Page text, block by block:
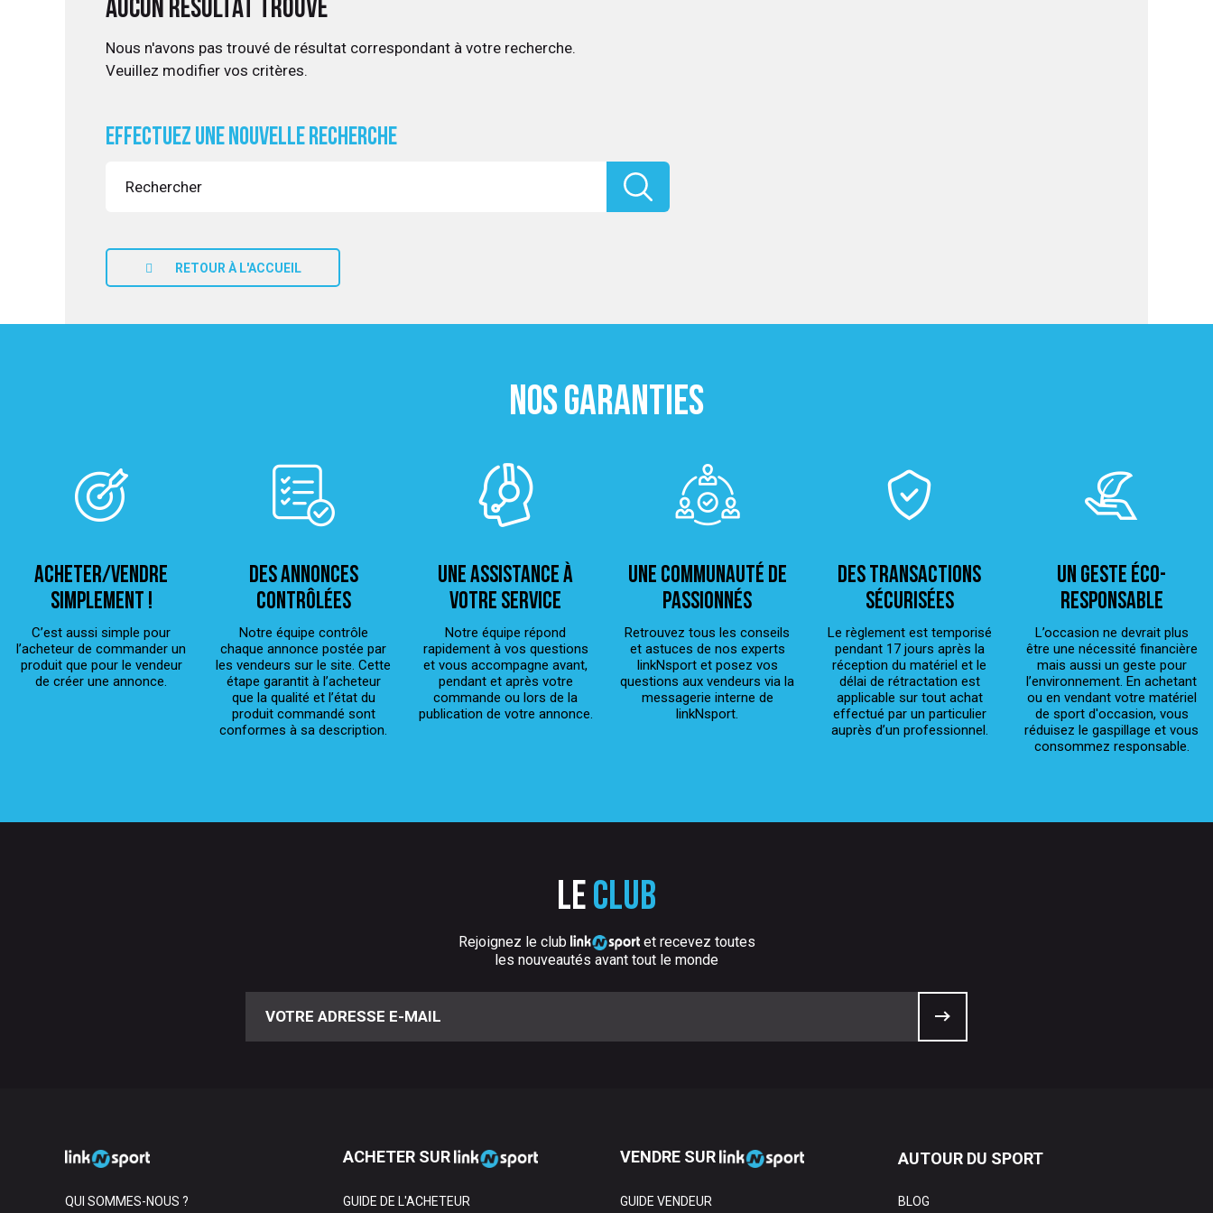
Aucun résultat trouvé
Nous n'avons pas trouvé de résultat correspondant à votre recherche.
Veuillez modifier vos critères.
Effectuez une nouvelle recherche
RETOUR À L'ACCUEIL
NOS GARANTIES
ACHETER/VENDRE
simplement !
C’est aussi simple pour
l’acheteur de commander un
produit que pour le vendeur
de créer une annonce.
Des annonces
contrôlées
Notre équipe contrôle
chaque annonce postée par
les vendeurs sur le site. Cette
étape garantit à l’acheteur
que la qualité et l’état du
produit commandé sont
conformes à sa description.
Une assistance à
votre service
Notre équipe répond
rapidement à vos questions
et vous accompagne avant,
pendant et après votre
commande ou lors de la
publication de votre annonce.
Une Communauté de
passionnés
Retrouvez tous les conseils
et astuces de nos experts
linkNsport et posez vos
questions aux vendeurs via la
messagerie interne de
linkNsport.
Des transactions
sécurisées
Le règlement est temporisé
pendant 17 jours après la
réception du matériel et le
délai de rétractation est
applicable sur tout achat
effectué par un particulier
auprès d’un professionnel.
Un geste éco-
responsable
L’occasion ne devrait plus
être une nécessité financière
mais aussi un geste pour
l’environnement. En achetant
ou en vendant votre matériel
de sport d'occasion, vous
réduisez le gaspillage et vous
consommez responsable.
Le club
Rejoignez le club
et recevez toutes
les nouveautés avant tout le monde
QUI SOMMES-NOUS ?
ACHETER SUR
GUIDE DE L'ACHETEUR
VENDRE SUR
GUIDE VENDEUR
AUTOUR DU SPORT
BLOG